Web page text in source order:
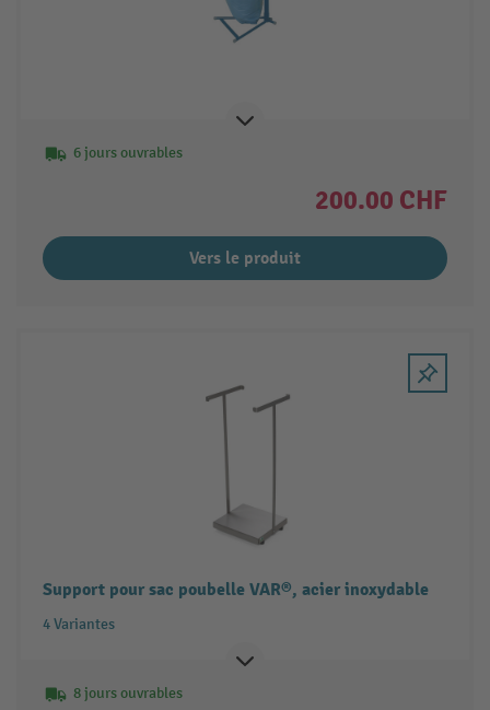
6 jours ouvrables
200.00 CHF
Vers le produit
Support pour sac poubelle VAR®, acier inoxydable
4 Variantes
8 jours ouvrables